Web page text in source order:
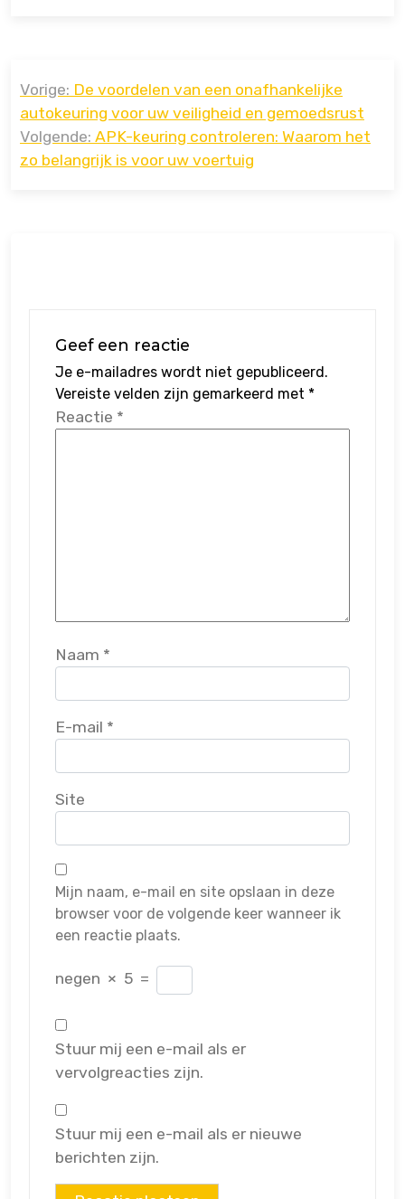
navigatie
Vorige: De voordelen van een onafhankelijke
autokeuring voor uw veiligheid en gemoedsrust
Volgende: APK-keuring controleren: Waarom het
zo belangrijk is voor uw voertuig
Geef een reactie
Je e-mailadres wordt niet gepubliceerd.
Vereiste velden zijn gemarkeerd met *
Reactie *
Naam *
E-mail *
Site
Mijn naam, e-mail en site opslaan in deze
browser voor de volgende keer wanneer ik
een reactie plaats.
negen × 5 =
Stuur mij een e-mail als er
vervolgreacties zijn.
Stuur mij een e-mail als er nieuwe
berichten zijn.